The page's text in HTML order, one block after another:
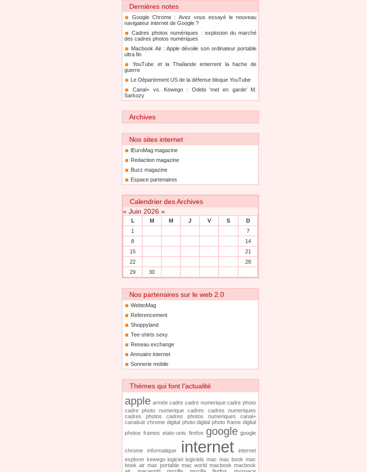
Dernières notes
Google Chrome : Avez vous essayé le nouveau
navigateur internet de Google ?
Cadres photos numériques : explosion du marché
des cadres photos numériques
Macbook Air : Apple dévoile son ordinateur portable
ultra fin
YouTube et la Thaïlande enterrent la hache de
guerre
Le Département US de la défense bloque YouTube
Canal+ vs. Kewego : Odebi 'met en garde' M.
Sarkozy
Archives
Nos sites internet
lEuroMag magazine
Redaction magazine
Buzz magazine
Espace partenaires
Calendrier des Archives
« Juin 2026 »
L M M J V S
D
1
7
8
14
15
21
22
28
29
30
Nos partenaires sur le web 2.0
WebtoMag
Referencement
Shoppyland
Tee-shirts sexy
Reseau exchange
Annuaire internet
Sonnerie mobile
Thèmes qui font l'actualité
apple armée cadre cadre numerique cadre photo
cadre photo numerique
cadres
cadres numeriques
cadres photos
cadres photos numeriques
canal+
canalsat chrome digital photo digital photo frame digital
photos frames etats-unis firefox google google
chrome informatique internet
internet
explorer kewego logiciel logiciels mac mac book mac
book air mac portable mac world macbook macbook